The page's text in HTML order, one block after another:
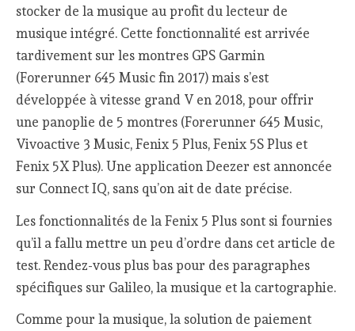
stocker de la musique au profit du lecteur de
musique intégré. Cette fonctionnalité est arrivée
tardivement sur les montres GPS Garmin
(Forerunner 645 Music fin 2017) mais s’est
développée à vitesse grand V en 2018, pour offrir
une panoplie de 5 montres (Forerunner 645 Music,
Vivoactive 3 Music, Fenix 5 Plus, Fenix 5S Plus et
Fenix 5X Plus). Une application Deezer est annoncée
sur Connect IQ, sans qu’on ait de date précise.
Les fonctionnalités de la Fenix 5 Plus sont si fournies
qu’il a fallu mettre un peu d’ordre dans cet article de
test. Rendez-vous plus bas pour des paragraphes
spécifiques sur Galileo, la musique et la cartographie.
Comme pour la musique, la solution de paiement